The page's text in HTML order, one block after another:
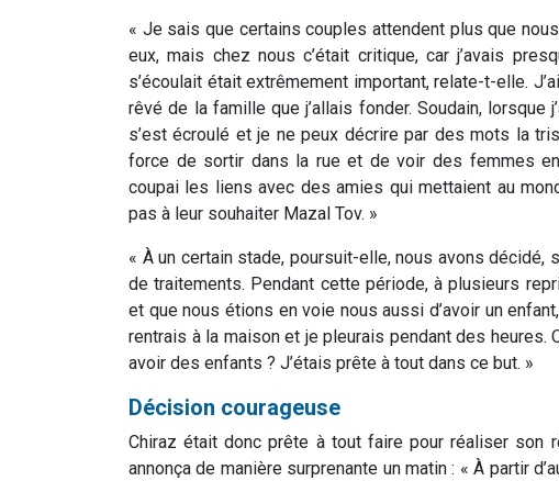
« Je sais que certains couples attendent plus que
eux, mais chez nous c’était critique, car j’avais
s’écoulait était extrêmement important, relate-t-elle.
rêvé de la famille que j’allais fonder. Soudain, lorsque
s’est écroulé et je ne peux décrire par des mots la
force de sortir dans la rue et de voir des femmes
coupai les liens avec des amies qui mettaient au
pas à leur souhaiter Mazal Tov. »
« À un certain stade, poursuit-elle, nous avons décidé,
de traitements. Pendant cette période, à plusieurs
et que nous étions en voie nous aussi d’avoir un
rentrais à la maison et je pleurais pendant des heures.
avoir des enfants ? J’étais prête à tout dans ce but. »
Décision courageuse
Chiraz était donc prête à tout faire pour réaliser son
annonça de manière surprenante un matin : « À partir